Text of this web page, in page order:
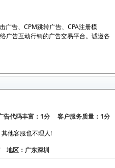
广告、CPM跳转广告、CPA注册模
广告互动行销的广告交易平台。诚邀各
代码丰富：1分 客户服务质量：1分
他客服也不理人!
地区：广东深圳